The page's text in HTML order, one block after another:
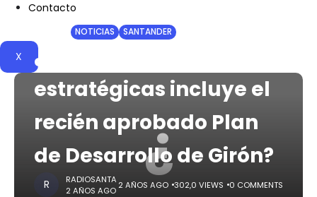
Contacto
X
¿
NOTICIAS SANTANDER
¿Qué líneas
estratégicas incluye el
recién aprobado Plan
de Desarrollo de Girón?
RADIOSANTA
2 AÑOS AGO 2 AÑOS AGO 302,0 VIEWS 0 COMMENTS